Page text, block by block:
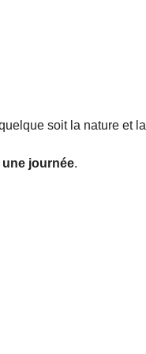
soit la nature et la
journée.